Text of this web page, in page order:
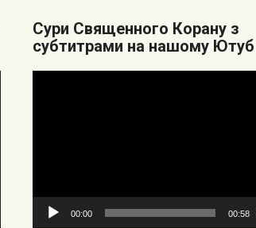
Cури Священного Корану з
субтитрами на нашому Ютуб
00:00 00:58